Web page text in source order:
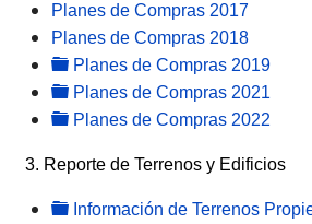
Planes de Compras 2017
Planes de Compras 2018
folder
Planes de Compras 2019
folder
Planes de Compras 2021
folder
Planes de Compras 2022
3. Reporte de Terrenos y Edificios
folder
Información de Terrenos